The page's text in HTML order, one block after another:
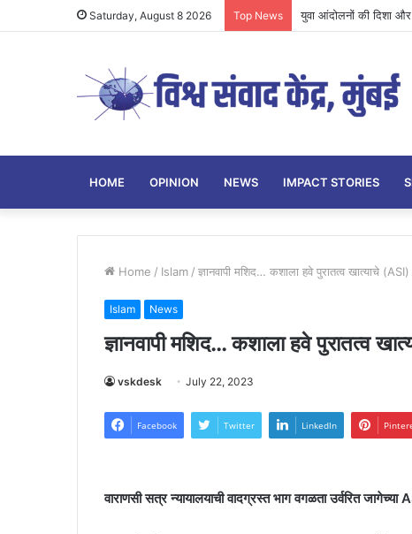
Saturday, August 8 2026 Top News युवा आंदोलनों की दिशा और
HOME OPINION NEWS IMPACT STORIES
Home / Islam / ज्ञानवापी मशिद… कशाला हवे पुरातत्व खात्याचे (ASI)
Islam News
ज्ञानवापी मशिद… कशाला हवे पुरातत्व
vskdesk July 22, 2023
Facebook Twitter LinkedIn
वाराणसी सत्र न्यायालयाची वादग्रस्त भाग वगळता उर्वरित जागेच्या